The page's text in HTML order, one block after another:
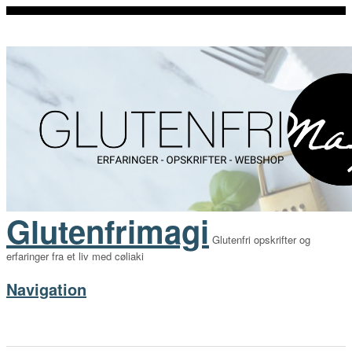
Glutenfrimagi Glutenfri opskrifter og
erfaringer fra et liv med cøliaki
Navigation